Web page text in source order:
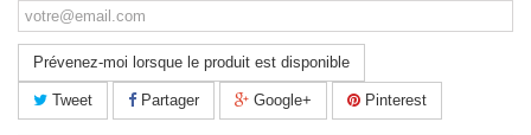
Prévenez-moi lorsque le produit est disponible
Tweet Partager Google+ Pinterest